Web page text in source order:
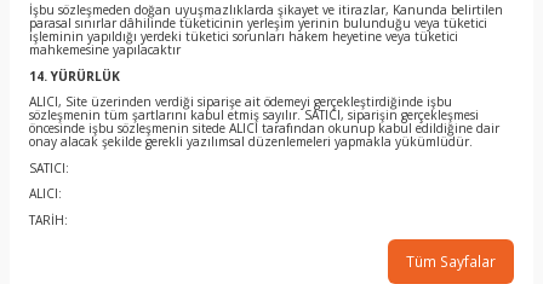
İşbu sözleşmeden doğan uyuşmazlıklarda şikayet ve itirazlar, Kanunda belirtilen
parasal sınırlar dâhilinde tüketicinin yerleşim yerinin bulunduğu veya tüketici
işleminin yapıldığı yerdeki tüketici sorunları hakem heyetine veya tüketici
mahkemesine yapılacaktır
14. YÜRÜRLÜK
ALICI, Site üzerinden verdiği siparişe ait ödemeyi gerçekleştirdiğinde işbu
sözleşmenin tüm şartlarını kabul etmiş sayılır. SATICI, siparişin gerçekleşmesi
öncesinde işbu sözleşmenin sitede ALICI tarafından okunup kabul edildiğine dair
onay alacak şekilde gerekli yazılımsal düzenlemeleri yapmakla yükümlüdür.
SATICI:
ALICI:
TARİH:
Tüm Sayfalar